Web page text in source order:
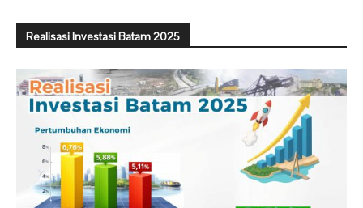
Realisasi Investasi Batam 2025